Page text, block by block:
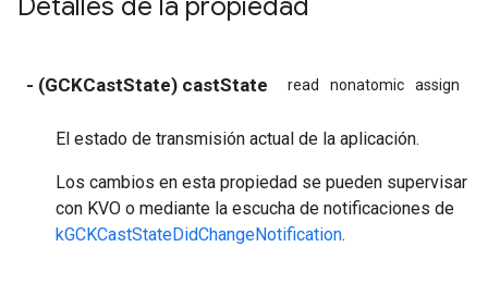
Detalles de la propiedad
- (GCKCastState) castState read nonatomic assign
El estado de transmisión actual de la aplicación.
Los cambios en esta propiedad se pueden supervisar
con KVO o mediante la escucha de notificaciones de
kGCKCastStateDidChangeNotification.